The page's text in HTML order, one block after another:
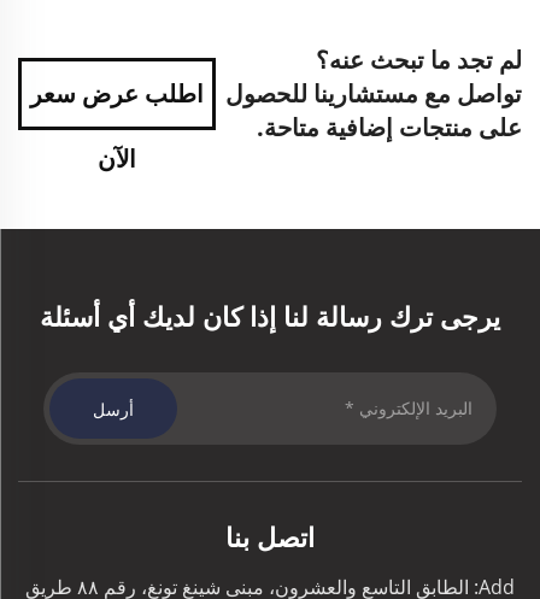
لم تجد ما تبحث عنه؟
تواصل مع مستشارينا للحصول
على منتجات إضافية متاحة.
اطلب عرض سعر
الآن
يرجى ترك رسالة لنا إذا كان لديك أي أسئلة
أرسل
اتصل بنا
Add: الطابق التاسع والعشرون، مبنى شينغ تونغ، رقم ٨٨ طريق